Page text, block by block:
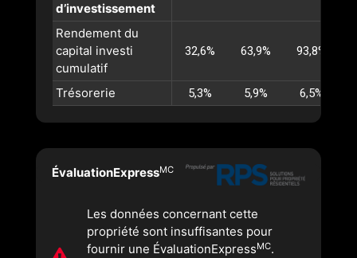
d’investissement
Rendement du
capital investi
cumulatif
32,6% 63,9% 93,8%
Trésorerie 5,3% 5,9% 6,5%
ÉvaluationExpressMC
Les données concernant cette
propriété sont insuffisantes pour
fournir une ÉvaluationExpressMC.